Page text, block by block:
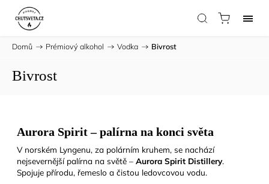
Domů / Prémiový alkohol / Vodka / Bivrost
Bivrost
Aurora Spirit – palírna na konci světa
V norském Lyngenu, za polárním kruhem, se nachází
nejsevernější palírna na světě – Aurora Spirit Distillery.
Spojuje přírodu, řemeslo a čistou ledovcovou vodu.